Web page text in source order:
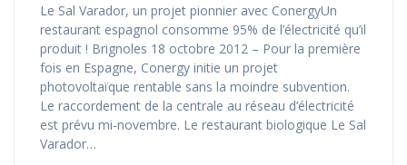
Le Sal Varador, un projet pionnier avec ConergyUn
restaurant espagnol consomme 95% de l’électricité qu’il
produit ! Brignoles 18 octobre 2012 – Pour la première
fois en Espagne, Conergy initie un projet
photovoltaïque rentable sans la moindre subvention.
Le raccordement de la centrale au réseau d’électricité
est prévu mi-novembre. Le restaurant biologique Le Sal
Varador…